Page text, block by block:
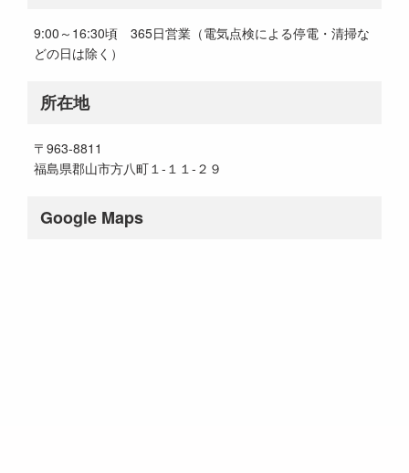
9:00～16:30頃 365日営業（電気点検による停電・清掃な
どの日は除く）
所在地
〒963-8811
福島県郡山市方八町１‐１１‐２９
Google Maps